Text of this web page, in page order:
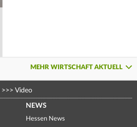
MEHR WIRTSCHAFT AKTUELL
>>> Video
NEWS
Hessen News